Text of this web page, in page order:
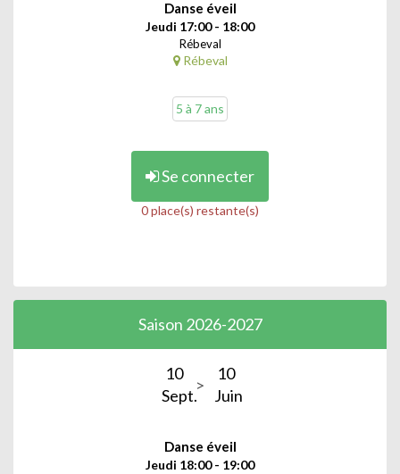
Danse éveil
Jeudi 17:00 - 18:00
Rébeval
Rébeval
5 à 7 ans
Se connecter
0 place(s) restante(s)
Saison 2026-2027
10
Sept.
10
Juin
Danse éveil
Jeudi 18:00 - 19:00